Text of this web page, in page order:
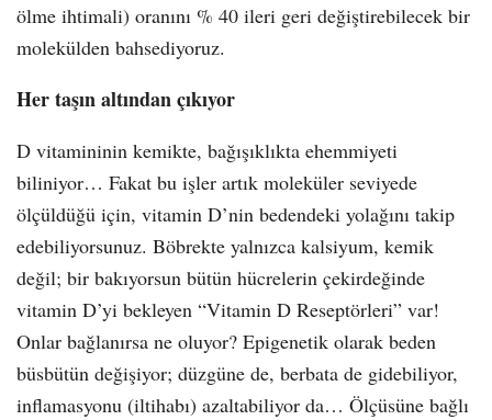
ölme ihtimali) oranını % 40 ileri geri değiştirebilecek bir
molekülden bahsediyoruz.
Her taşın altından çıkıyor
D vitamininin kemikte, bağışıklıkta ehemmiyeti
biliniyor… Fakat bu işler artık moleküler seviyede
ölçüldüğü için, vitamin D’nin bedendeki yolağını takip
edebiliyorsunuz. Böbrekte yalnızca kalsiyum, kemik
değil; bir bakıyorsun bütün hücrelerin çekirdeğinde
vitamin D’yi bekleyen “Vitamin D Reseptörleri” var!
Onlar bağlanırsa ne oluyor? Epigenetik olarak beden
büsbütün değişiyor; düzgüne de, berbata de gidebiliyor,
inflamasyonu (iltihabı) azaltabiliyor da… Ölçüsüne bağlı